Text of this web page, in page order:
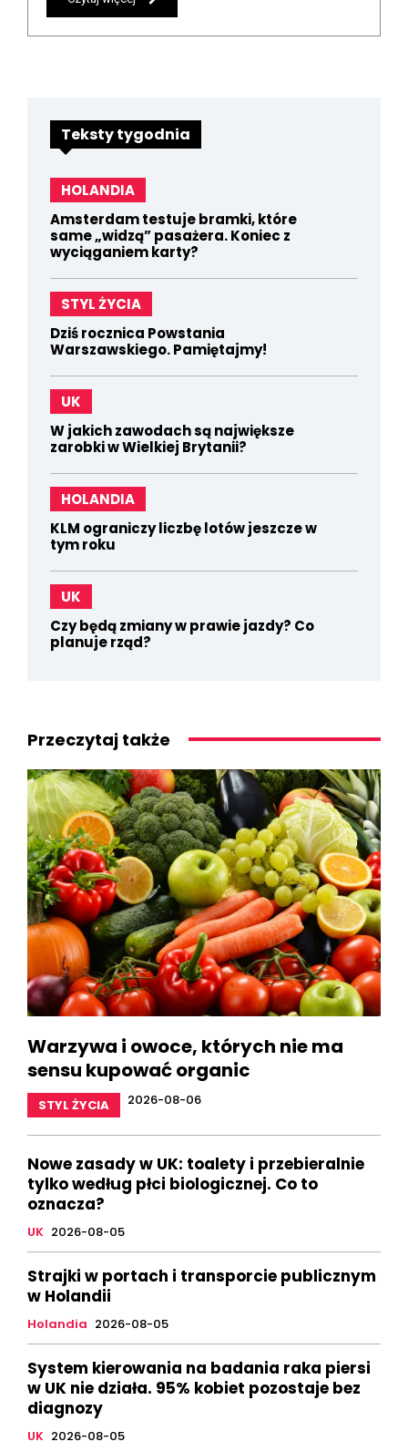
Teksty tygodnia
HOLANDIA
Amsterdam testuje bramki, które
same „widzą” pasażera. Koniec z
wyciąganiem karty?
STYL ŻYCIA
Dziś rocznica Powstania
Warszawskiego. Pamiętajmy!
UK
W jakich zawodach są największe
zarobki w Wielkiej Brytanii?
HOLANDIA
KLM ograniczy liczbę lotów jeszcze w
tym roku
UK
Czy będą zmiany w prawie jazdy? Co
planuje rząd?
Przeczytaj także
Warzywa i owoce, których nie ma
sensu kupować organic
STYL ŻYCIA 2026-08-06
Nowe zasady w UK: toalety i przebieralnie
tylko według płci biologicznej. Co to
oznacza?
UK 2026-08-05
Strajki w portach i transporcie publicznym
w Holandii
Holandia 2026-08-05
System kierowania na badania raka piersi
w UK nie działa. 95% kobiet pozostaje bez
diagnozy
UK 2026-08-05